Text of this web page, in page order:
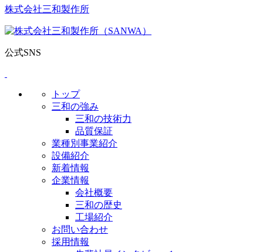
株式会社三和製作所
公式SNS
トップ
三和の強み
三和の技術力
品質保証
業種別事業紹介
設備紹介
新着情報
企業情報
会社概要
三和の歴史
工場紹介
お問い合わせ
採用情報